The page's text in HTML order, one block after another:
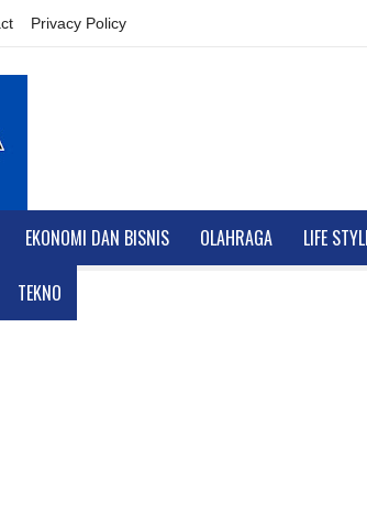
Privacy Policy
EKONOMI DAN BISNIS OLAHRAGA LIFE
TEKNO